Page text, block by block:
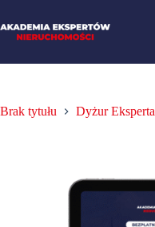
Brak tytułu Dyżur Eksperta